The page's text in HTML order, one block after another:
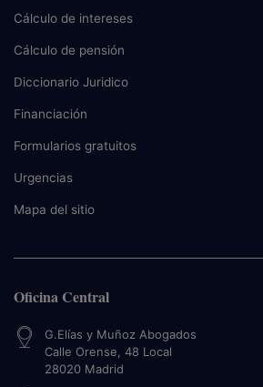
Cálculo de intereses
Cálculo de pensión
Diccionario Juridico
Financiación
Formularios gratuitos
Urgencias
Mapa del sitio
Oficina Central
G.Elías y Muñoz Abogados
Calle Orense, 48 Local
28020 Madrid